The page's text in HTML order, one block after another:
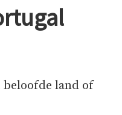
land of